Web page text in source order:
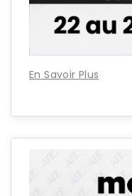
En Savoir Plus